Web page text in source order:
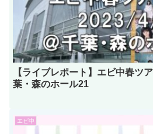
【ライブレポート】エビ中春ツ
葉・森のホール21
エビ中